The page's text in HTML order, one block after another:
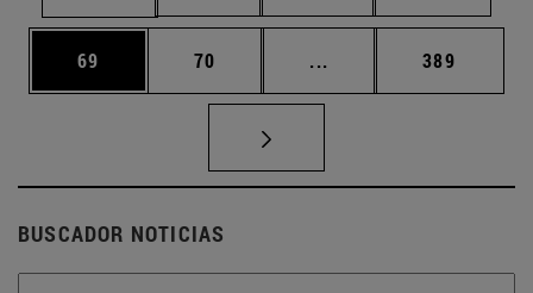
Página
69 Página
70 ... Páginas intermedias
Página
389
BUSCADOR NOTICIAS